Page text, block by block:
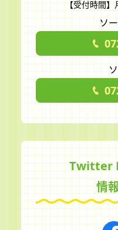
【受付時間
ソ
Twitter
情